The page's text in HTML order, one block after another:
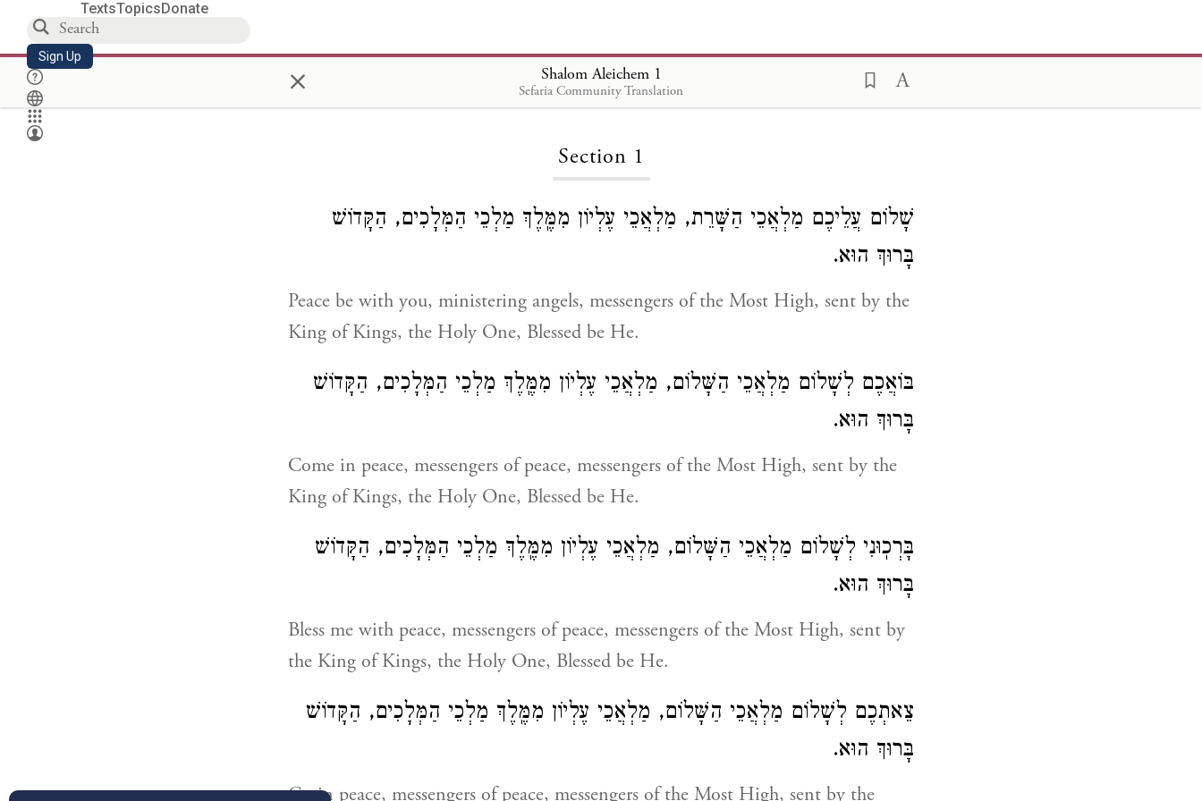
TextsTopicsDonate
Sign Up × Shalom Aleichem 1
Sefaria Community Translation
Shalom Aleichem
Section 1
שָׁלוֹם עֲלֵיכֶם מַלְאֲכֵי הַשָּׁרֵת, מַלְאֲכֵי עֶלְיוֹן מִמֶּֽלֶךְ מַלְכֵי הַמְּלָכִים, הַקָּדוֹשׁ
בָּרוּךְ הוּא.
Peace be with you, ministering angels, messengers of the Most High, sent by the
King of Kings, the Holy One, Blessed be He.
בּוֹאֲכֶם לְשָׁלוֹם מַלְאֲכֵי הַשָּׁלוֹם, מַלְאֲכֵי עֶלְיוֹן מִמֶּֽלֶךְ מַלְכֵי הַמְּלָכִים, הַקָּדוֹשׁ
בָּרוּךְ הוּא.
Come in peace, messengers of peace, messengers of the Most High, sent by the
King of Kings, the Holy One, Blessed be He.
בָּרְכֽוּנִי לְשָׁלוֹם מַלְאֲכֵי הַשָּׁלוֹם, מַלְאֲכֵי עֶלְיוֹן מִמֶּֽלֶךְ מַלְכֵי הַמְּלָכִים, הַקָּדוֹשׁ
בָּרוּךְ הוּא.
Bless me with peace, messengers of peace, messengers of the Most High, sent by
the King of Kings, the Holy One, Blessed be He.
צֵאתְכֶם לְשָׁלוֹם מַלְאֲכֵי הַשָּׁלוֹם, מַלְאֲכֵי עֶלְיוֹן מִמֶּֽלֶךְ מַלְכֵי הַמְּלָכִים, הַקָּדוֹשׁ
בָּרוּךְ הוּא.
Go in peace, messengers of peace, messengers of the Most High, sent by the